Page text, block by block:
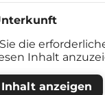
die
Inhalt
Inhalt anzeigen